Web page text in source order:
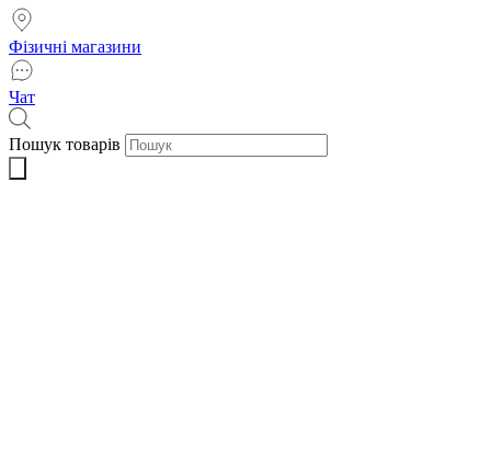
Фізичні магазини
Чат
Пошук товарів